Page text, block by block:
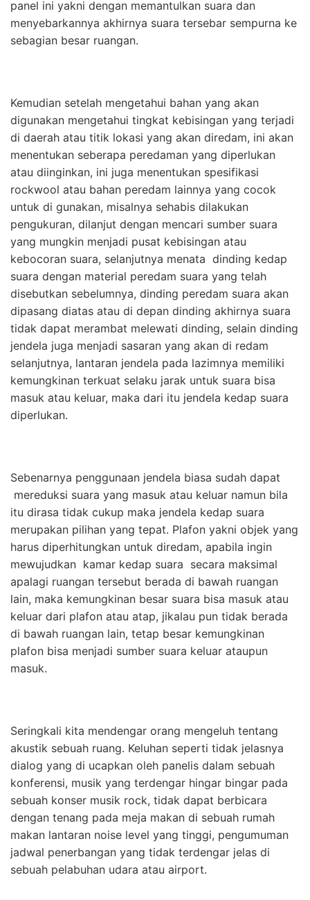
panel ini yakni dengan memantulkan suara dan
menyebarkannya akhirnya suara tersebar sempurna ke
sebagian besar ruangan.
Kemudian setelah mengetahui bahan yang akan
digunakan mengetahui tingkat kebisingan yang terjadi
di daerah atau titik lokasi yang akan diredam, ini akan
menentukan seberapa peredaman yang diperlukan
atau diinginkan, ini juga menentukan spesifikasi
rockwool atau bahan peredam lainnya yang cocok
untuk di gunakan, misalnya sehabis dilakukan
pengukuran, dilanjut dengan mencari sumber suara
yang mungkin menjadi pusat kebisingan atau
kebocoran suara, selanjutnya menata dinding kedap
suara dengan material peredam suara yang telah
disebutkan sebelumnya, dinding peredam suara akan
dipasang diatas atau di depan dinding akhirnya suara
tidak dapat merambat melewati dinding, selain dinding
jendela juga menjadi sasaran yang akan di redam
selanjutnya, lantaran jendela pada lazimnya memiliki
kemungkinan terkuat selaku jarak untuk suara bisa
masuk atau keluar, maka dari itu jendela kedap suara
diperlukan.
Sebenarnya penggunaan jendela biasa sudah dapat
mereduksi suara yang masuk atau keluar namun bila
itu dirasa tidak cukup maka jendela kedap suara
merupakan pilihan yang tepat. Plafon yakni objek yang
harus diperhitungkan untuk diredam, apabila ingin
mewujudkan kamar kedap suara secara maksimal
apalagi ruangan tersebut berada di bawah ruangan
lain, maka kemungkinan besar suara bisa masuk atau
keluar dari plafon atau atap, jikalau pun tidak berada
di bawah ruangan lain, tetap besar kemungkinan
plafon bisa menjadi sumber suara keluar ataupun
masuk.
Seringkali kita mendengar orang mengeluh tentang
akustik sebuah ruang. Keluhan seperti tidak jelasnya
dialog yang di ucapkan oleh panelis dalam sebuah
konferensi, musik yang terdengar hingar bingar pada
sebuah konser musik rock, tidak dapat berbicara
dengan tenang pada meja makan di sebuah rumah
makan lantaran noise level yang tinggi, pengumuman
jadwal penerbangan yang tidak terdengar jelas di
sebuah pelabuhan udara atau airport.